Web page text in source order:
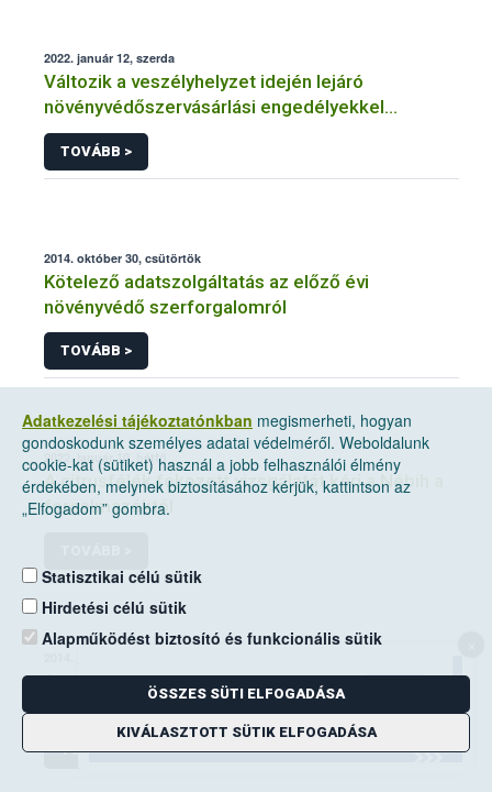
2022. január 12, szerda
Változik a veszélyhelyzet idején lejáró
növényvédőszervásárlási engedélyekkel
kapcsolatos szabályozás
TOVÁBB >
2014. október 30, csütörtök
Kötelező adatszolgáltatás az előző évi
növényvédő szerforgalomról
TOVÁBB >
2022. január 10, hétfő
A citrusfélék fokozott vizsgálatát kéri a Nébih a
forgalmazóktól
A mezei pocok elleni védekezési kötelezettség
a földhasználók kiemelt feladata
TOVÁBB >
Adatkezelési tájékoztatónkban megismerheti, hogyan
gondoskodunk személyes adatai védelméről. Weboldalunk
cookie-kat (sütiket) használ a jobb felhasználói élmény
érdekében, melynek biztosításához kérjük, kattintson az
„Elfogadom” gombra.
Statisztikai célú sütik
Hirdetési célú sütik
Alapműködést biztosító és funkcionális sütik
ÖSSZES SÜTI ELFOGADÁSA
KIVÁLASZTOTT SÜTIK ELFOGADÁSA